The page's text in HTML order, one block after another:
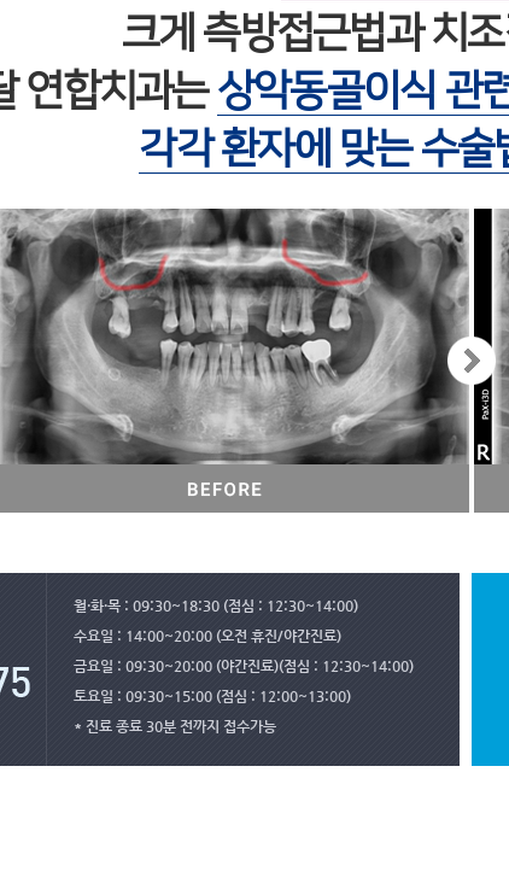
크게 측방접근법과 치
연합치과는상악동골이식 관
각각 환자에 맞는 수술
월·화·목 : 09:30~18:30 (점심 : 12:30~14:00)
수요일 : 14:00~20:00 (오전 휴진/야간진료)
금요일 : 09:30~20:00 (야간진료)(점심 : 12:30~14:00)
토요일 : 09:30~15:00 (점심 : 12:00~13:00)
* 진료 종료 30분 전까지 접수가능